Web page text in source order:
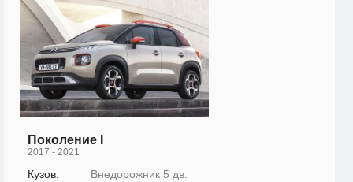
Поколение I
2017 - 2021
Кузов:
Внедорожник 5 дв.